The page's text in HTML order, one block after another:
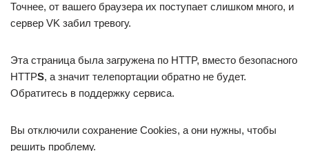
Точнее, от вашего браузера их поступает слишком много, и
сервер VK забил тревогу.
Эта страница была загружена по HTTP, вместо безопасного
HTTPS, а значит телепортации обратно не будет.
Обратитесь в поддержку сервиса.
Вы отключили сохранение Cookies, а они нужны, чтобы
решить проблему.